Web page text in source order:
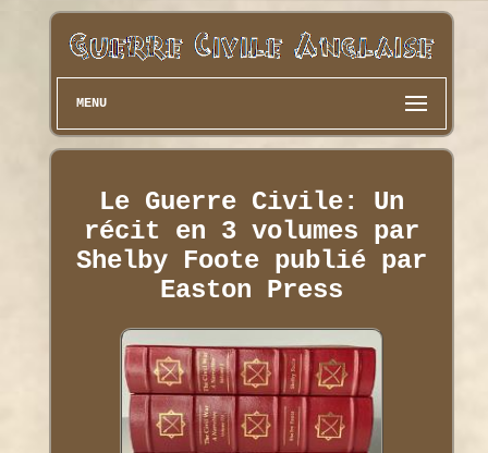
MENU
Le Guerre Civile: Un
récit en 3 volumes par
Shelby Foote publié par
Easton Press